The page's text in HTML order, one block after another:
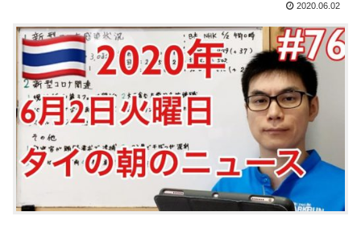
2020.06.02